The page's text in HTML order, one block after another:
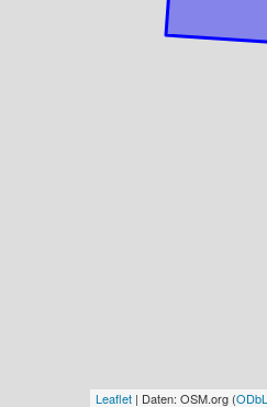
Leaflet | Daten: OSM.org (ODbL